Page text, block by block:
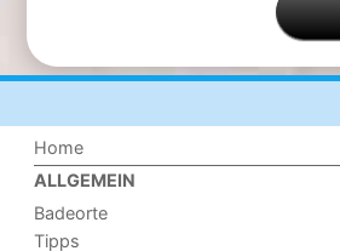
Home
ALLGEMEIN
Badeorte
Tipps